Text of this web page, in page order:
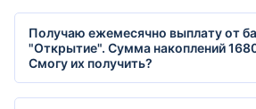
Получаю ежемесячно выплату от
"Открытие". Сумма накоплений
Смогу их получить?